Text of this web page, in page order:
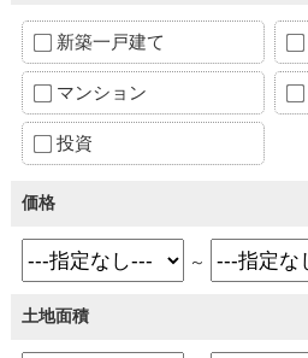
新築一戸建て
マンション
投資
価格
～
土地面積